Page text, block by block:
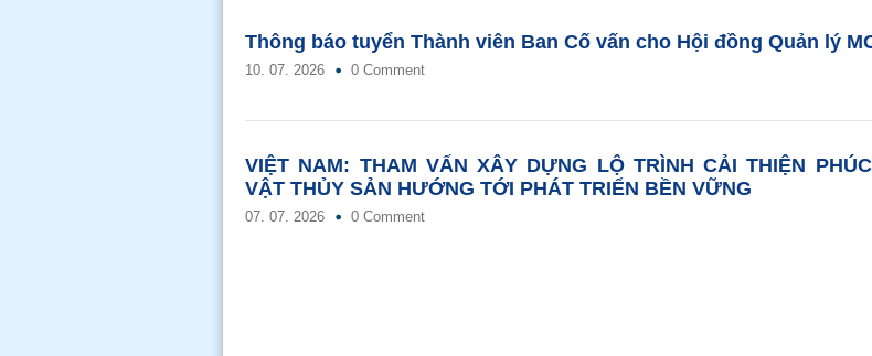
Thông báo tuyển Thành viên Ban Cố vấn cho Hội đồng Quản lý
10. 07. 2026 0 Comment
VIỆT NAM: THAM VẤN XÂY DỰNG LỘ TRÌNH CẢI THIỆN
VẬT THỦY SẢN HƯỚNG TỚI PHÁT TRIỂN BỀN VỮNG
07. 07. 2026 0 Comment